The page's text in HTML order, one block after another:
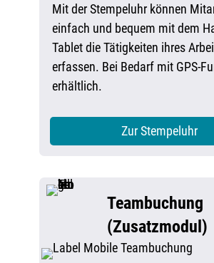
Mit der Stempeluhr können
einfach und bequem mit dem
Tablet die Tätigkeiten ihres
erfassen. Bei Bedarf mit GPS-
erhältlich.
Zur Stempeluhr
Teambuchung
(Zusatzmodul)